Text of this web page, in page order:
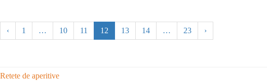
‹ 1 … 10 11 12 13 14 … 23 ›
Retete de aperitive